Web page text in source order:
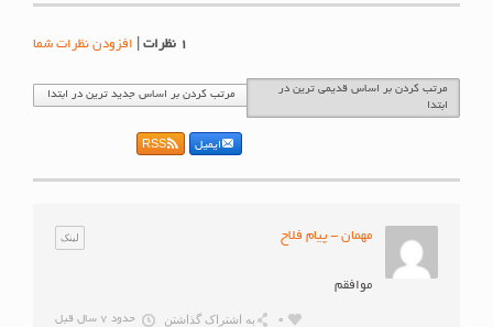
نظرات |افزودن نظرات شما
مرتب کردن بر اساس قدیمی ترین در
مرتب کردن بر اساس جدید ترین در ابتدا
ایمیل RSS
مهمان - پیام فلاح
موافقم
حدود 7 سال قبل 0 به اشتراک گذاشتن